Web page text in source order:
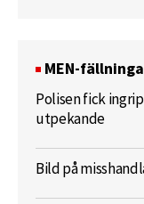
MEN-
Polisen fick
utpekande
Bild på